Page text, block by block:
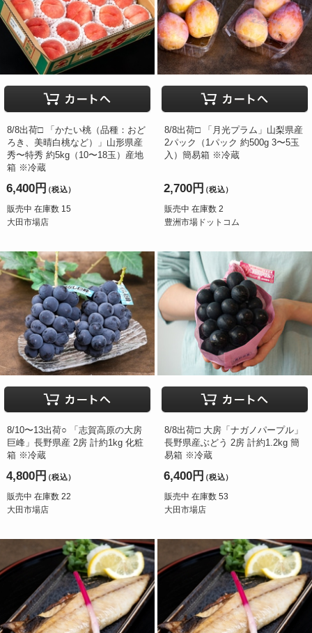
8/8出荷□ 「かたい桃（品種：おど
ろき、美晴白桃など）」山形県産
秀〜特秀 約5kg（10〜18玉）産地
箱 ※冷蔵
6,400円（税込）
販売中 在庫数 15
大田市場店
8/8出荷□ 「月光プラム」山梨県産
2パック（1パック 約500g 3〜5玉
入）簡易箱 ※冷蔵
2,700円（税込）
販売中 在庫数 2
豊洲市場ドットコム
8/10〜13出荷○ 「志賀高原の大房
巨峰」長野県産 2房 計約1kg 化粧
箱 ※冷蔵
4,800円（税込）
販売中 在庫数 22
大田市場店
8/8出荷□ 大房「ナガノパープル」
長野県産ぶどう 2房 計約1.2kg 簡
易箱 ※冷蔵
6,400円（税込）
販売中 在庫数 53
大田市場店